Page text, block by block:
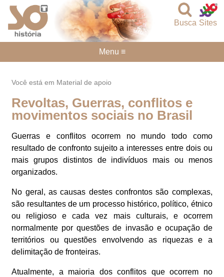
Sites
Busca
Você está em Material de apoio
Revoltas, Guerras, conflitos e
movimentos sociais no Brasil
Guerras e conflitos ocorrem no mundo todo como
resultado de confronto sujeito a interesses entre dois ou
mais grupos distintos de indivíduos mais ou menos
organizados.
No geral, as causas destes confrontos são complexas,
são resultantes de um processo histórico, político, étnico
ou religioso e cada vez mais culturais, e ocorrem
normalmente por questões de invasão e ocupação de
territórios ou questões envolvendo as riquezas e a
delimitação de fronteiras.
Atualmente, a maioria dos conflitos que ocorrem no